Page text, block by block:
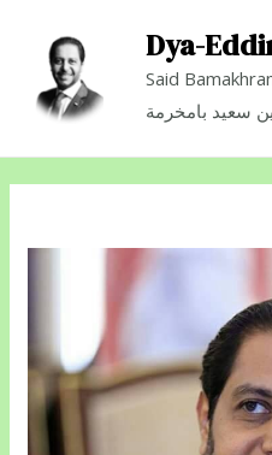
Dya-
Said
سعيد بامخرمة